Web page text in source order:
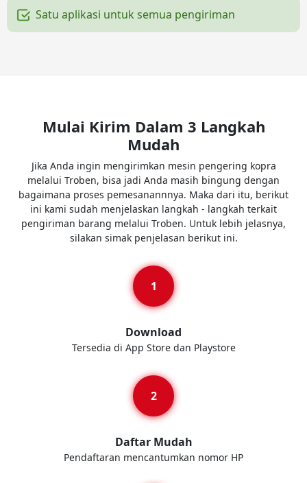
Satu aplikasi untuk semua pengiriman
Mulai Kirim Dalam 3 Langkah
Mudah
Jika Anda ingin mengirimkan mesin pengering kopra
melalui Troben, bisa jadi Anda masih bingung dengan
bagaimana proses pemesanannnya. Maka dari itu, berikut
ini kami sudah menjelaskan langkah - langkah terkait
pengiriman barang melalui Troben. Untuk lebih jelasnya,
silakan simak penjelasan berikut ini.
Download
Tersedia di App Store dan Playstore
Daftar Mudah
Pendaftaran mencantumkan nomor HP